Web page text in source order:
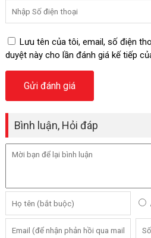
Lưu tên của tôi, email, số điện
duyệt này cho lần đánh giá kế tiếp
Bình luận, Hỏi đáp